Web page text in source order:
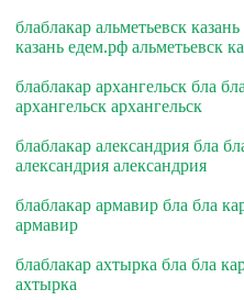
блаблакар альметьевск
казань едем.рф альметьевск
блаблакар архангельск бла
архангельск архангельск
блаблакар александрия бла
александрия александрия
блаблакар армавир бла бла
армавир
блаблакар ахтырка бла бла
ахтырка